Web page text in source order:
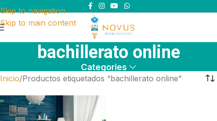
Skip to navigation
Skip to main content
bachillerato online
Categories
Inicio Productos etiquetados “bachillerato online”